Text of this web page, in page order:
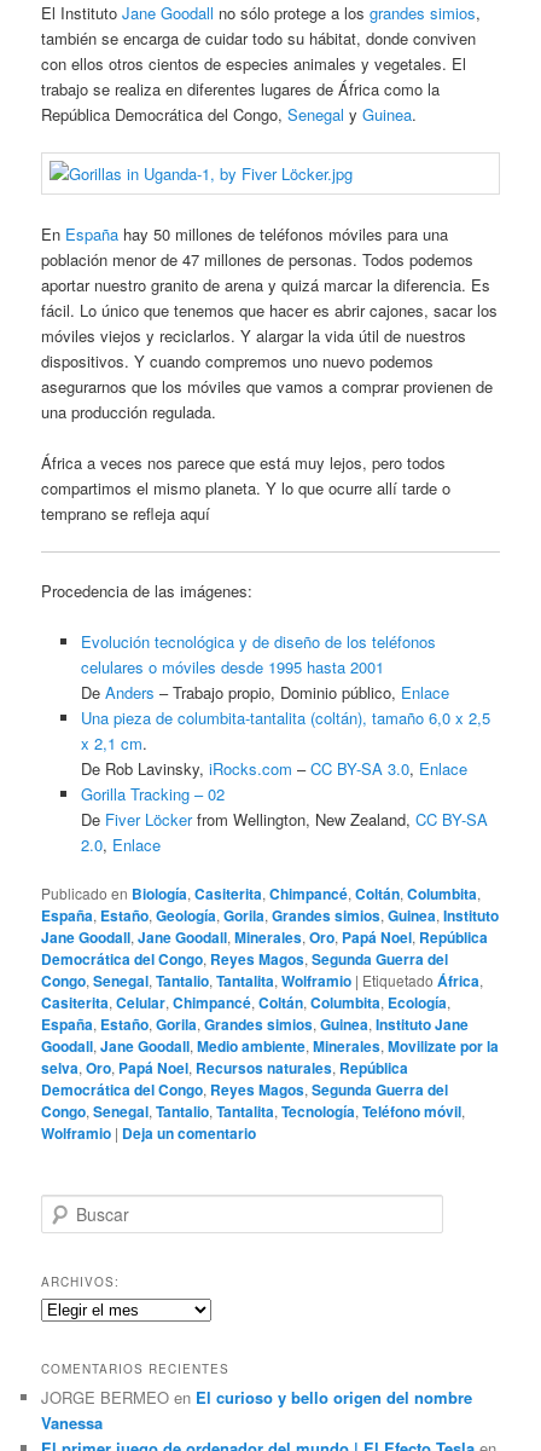
El InstitutoJane Goodall no sólo protege a losgrandes simios,
también se encarga de cuidar todo su hábitat, donde conviven
con ellos otros cientos de especies animales y vegetales. El
trabajo se realiza en diferentes lugares de África como la
República Democrática del Congo,Senegal yGuinea.
En España hay 50 millones de teléfonos móviles para una
población menor de 47 millones de personas. Todos podemos
aportar nuestro granito de arena y quizá marcar la diferencia. Es
fácil. Lo único que tenemos que hacer es abrir cajones, sacar los
móviles viejos y reciclarlos. Y alargar la vida útil de nuestros
dispositivos. Y cuando compremos uno nuevo podemos
asegurarnos que los móviles que vamos a comprar provienen de
una producción regulada.
África a veces nos parece que está muy lejos, pero todos
compartimos el mismo planeta. Y lo que ocurre allí tarde o
temprano se refleja aquí
Procedencia de las imágenes:
Evolución tecnológica y de diseño de los teléfonos
celulares o móviles desde 1995 hasta 2001
De Anders –Trabajo propio, Dominio público, Enlace
Una pieza de columbita-tantalita (coltán), tamaño 6,0 x 2,5
x 2,1 cm.
De Rob Lavinsky, iRocks.com –CC BY-SA 3.0, Enlace
Gorilla Tracking – 02
De Fiver Löckerfrom Wellington, New Zealand, CC BY-SA
2.0, Enlace
Publicado en Biología,Casiterita,Chimpancé,Coltán,Columbita,
España, Estaño,Geología,Gorila,Grandes simios,Guinea,Instituto
Jane Goodall,Jane Goodall,Minerales,Oro, Papá Noel, República
Democrática del Congo, Reyes Magos,Segunda Guerra del
Congo,Senegal,Tantalio,Tantalita,Wolframio | Etiquetado África,
Casiterita,Celular,Chimpancé,Coltán,Columbita, Ecología,
España, Estaño,Gorila,Grandes simios,Guinea,Instituto Jane
Goodall,Jane Goodall,Medio ambiente,Minerales,Movilizate por la
selva,Oro, Papá Noel, Recursos naturales, República
Democrática del Congo, Reyes Magos,Segunda Guerra del
Congo,Senegal,Tantalio,Tantalita,Tecnología,Teléfono móvil,
Wolframio | Deja un comentario
u
c
a
r
ARCHIVOS:
Archivos:
COMENTARIOS RECIENTES
JORGE BERMEO en El curioso y bello origen del nombre
Vanessa